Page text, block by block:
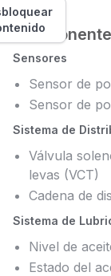
Sensores
Sensor de
Sensor de
Sistema de
Válvula
levas (VCT)
Cadena de
Sistema de
Nivel de
Estado del